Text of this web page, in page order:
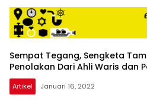
Sempat Tegang, Sengketa
Penolakan Dari Ahli Waris dan
Artikel Januari 16, 2022